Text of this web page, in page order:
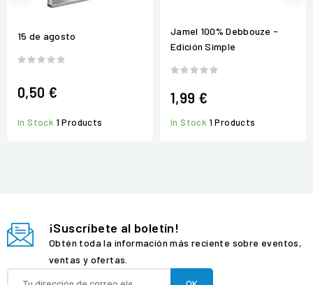
15 de agosto
0,50 €
In Stock 1 Products
Jamel 100% Debbouze -
Edición Simple
1,99 €
In Stock 1 Products
¡Suscríbete al boletín!
Obtén toda la información más reciente sobre eventos,
ventas y ofertas.